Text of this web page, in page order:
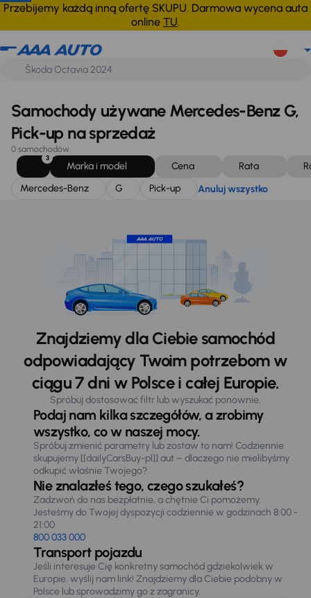
Przebijemy każdą inną ofertę SKUPU. Darmowa wycena auta
online TU.
Mercedes-Benz G Pick-up Anuluj wszystko
Samochody używane Mercedes-Benz G,
Pick-up na sprzedaż
0 samochodów
3
Marka i model Cena Rata
Mercedes-Benz
G Pick-up Anuluj wszystko
Znajdziemy dla Ciebie samochód
odpowiadający Twoim potrzebom w
ciągu 7 dni w Polsce i całej Europie.
Spróbuj dostosować filtr lub wyszukać ponownie.
Podaj nam kilka szczegółów, a zrobimy
wszystko, co w naszej mocy.
Spróbuj zmienić parametry lub zostaw to nam! Codziennie
skupujemy [[dailyCarsBuy-pl]] aut – dlaczego nie mielibyśmy
odkupić właśnie Twojego?
Nie znalazłeś tego, czego szukałeś?
Zadzwoń do nas bezpłatnie, a chętnie Ci pomożemy.
Jesteśmy do Twojej dyspozycji codziennie w godzinach 8:00 -
21:00
800 033 000
Transport pojazdu
Jeśli interesuje Cię konkretny samochód gdziekolwiek w
Europie, wyślij nam link! Znajdziemy dla Ciebie podobny w
Polsce lub sprowadzimy go z zagranicy.